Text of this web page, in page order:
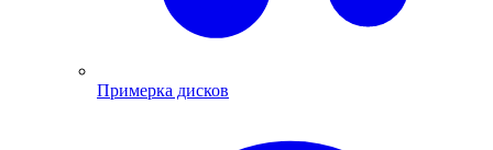
Примерка дисков